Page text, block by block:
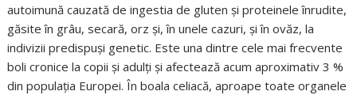
autoimună cauzată de ingestia de gluten și proteinele înrudite,
găsite în grâu, secară, orz și, în unele cazuri, și în ovăz, la
indivizii predispuși genetic. Este una dintre cele mai frecvente
boli cronice la copii și adulți și afectează acum aproximativ 3 %
din populația Europei. În boala celiacă, aproape toate organele